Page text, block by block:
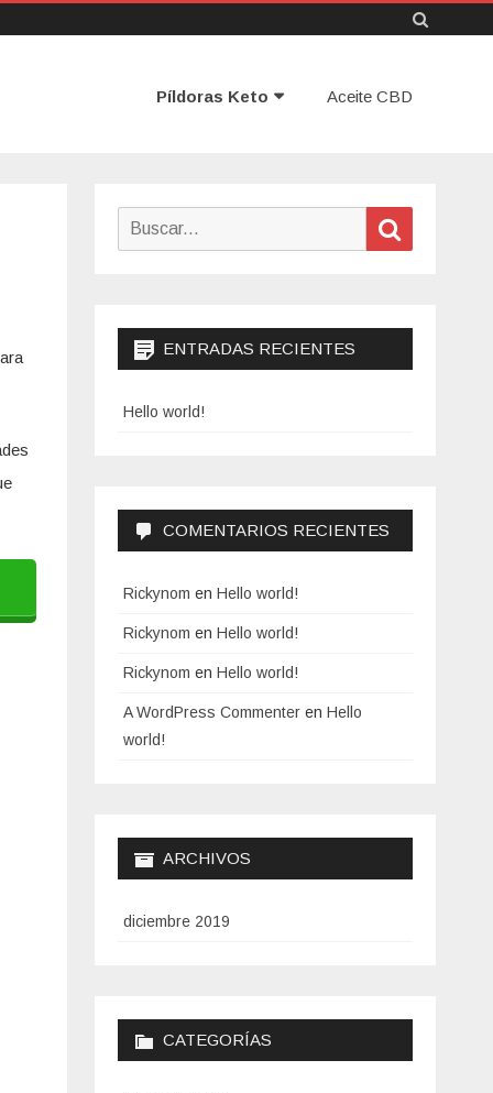
Píldoras Keto Aceite CBD
Buscar
ENTRADAS RECIENTES
Hello world!
COMENTARIOS RECIENTES
Rickynom en Hello world!
Rickynom en Hello world!
Rickynom en Hello world!
A WordPress Commenter en Hello
world!
ARCHIVOS
diciembre 2019
CATEGORÍAS